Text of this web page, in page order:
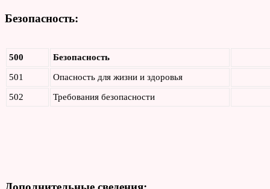
Безопасность:
500 Безопасность
501 Опасность для жизни и здоровья
502 Требования безопасности